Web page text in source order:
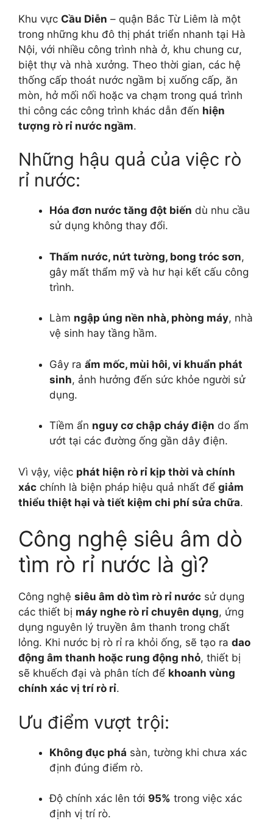
Khu vực Cầu Diễn – quận Bắc Từ Liêm là một
trong những khu đô thị phát triển nhanh tại Hà
Nội, với nhiều công trình nhà ở, khu chung cư,
biệt thự và nhà xưởng. Theo thời gian, các hệ
thống cấp thoát nước ngầm bị xuống cấp, ăn
mòn, hở mối nối hoặc va chạm trong quá trình
thi công các công trình khác dẫn đến hiện
tượng rò rỉ nước ngầm.
Những hậu quả của việc rò
rỉ nước:
Hóa đơn nước tăng đột biến dù nhu cầu
sử dụng không thay đổi.
Thấm nước, nứt tường, bong tróc sơn,
gây mất thẩm mỹ và hư hại kết cấu công
trình.
Làm ngập úng nền nhà, phòng máy, nhà
vệ sinh hay tầng hầm.
Gây ra ẩm mốc, mùi hôi, vi khuẩn phát
sinh, ảnh hưởng đến sức khỏe người sử
dụng.
Tiềm ẩn nguy cơ chập cháy điện do ẩm
ướt tại các đường ống gần dây điện.
Vì vậy, việc phát hiện rò rỉ kịp thời và chính
xác chính là biện pháp hiệu quả nhất để giảm
thiểu thiệt hại và tiết kiệm chi phí sửa chữa.
Công nghệ siêu âm dò
tìm rò rỉ nước là gì?
Công nghệ siêu âm dò tìm rò rỉ nước sử dụng
các thiết bị máy nghe rò rỉ chuyên dụng, ứng
dụng nguyên lý truyền âm thanh trong chất
lỏng. Khi nước bị rò rỉ ra khỏi ống, sẽ tạo ra dao
động âm thanh hoặc rung động nhỏ, thiết bị
sẽ khuếch đại và phân tích để khoanh vùng
chính xác vị trí rò rỉ.
Ưu điểm vượt trội:
Không đục phá sàn, tường khi chưa xác
định đúng điểm rò.
Độ chính xác lên tới 95% trong việc xác
định vị trí rò.